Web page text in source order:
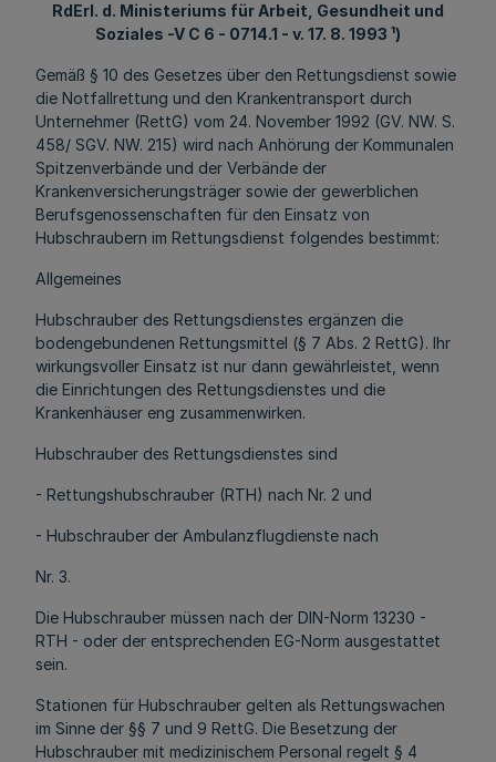
RdErl. d. Ministeriums für Arbeit, Gesundheit und
Soziales -V C 6 - 0714.1 - v. 17. 8. 1993 ¹)
Gemäß § 10 des Gesetzes über den Rettungsdienst sowie
die Notfallrettung und den Krankentransport durch
Unternehmer (RettG) vom 24. November 1992 (GV. NW. S.
458/ SGV. NW. 215) wird nach Anhörung der Kommunalen
Spitzenverbände und der Verbände der
Krankenversicherungsträger sowie der gewerblichen
Berufsgenossenschaften für den Einsatz von
Hubschraubern im Rettungsdienst folgendes bestimmt:
Allgemeines
Hubschrauber des Rettungsdienstes ergänzen die
bodengebundenen Rettungsmittel (§ 7 Abs. 2 RettG). Ihr
wirkungsvoller Einsatz ist nur dann gewährleistet, wenn
die Einrichtungen des Rettungsdienstes und die
Krankenhäuser eng zusammenwirken.
Hubschrauber des Rettungsdienstes sind
- Rettungshubschrauber (RTH) nach Nr. 2 und
- Hubschrauber der Ambulanzflugdienste nach
Nr. 3.
Die Hubschrauber müssen nach der DIN-Norm 13230 -
RTH - oder der entsprechenden EG-Norm ausgestattet
sein.
Stationen für Hubschrauber gelten als Rettungswachen
im Sinne der §§ 7 und 9 RettG. Die Besetzung der
Hubschrauber mit medizinischem Personal regelt § 4